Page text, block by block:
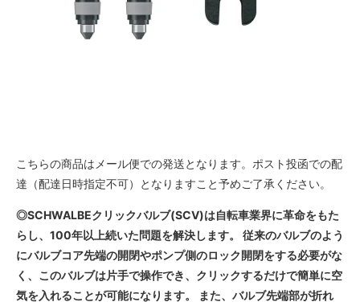
こちらの商品はメール便での発送となります。ポスト投函での配
達（配達日時指定不可）となりますこと予めご了承ください。
◎SCHWALBEクリックバルブ(SCV)は自転車業界に革命をもた
らし、100年以上続いた問題を解決します。 従来のバルブのよう
にバルブコア先端の開閉やポンプ側のロック開閉をする必要がな
く、このバルブは片手で操作でき、クリックするだけで簡単に空
気を入れることが可能になります。 また、バルブ先端部が折れ